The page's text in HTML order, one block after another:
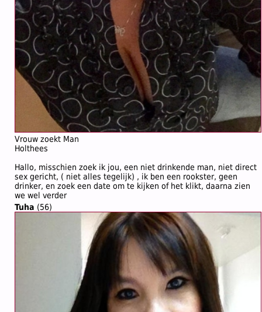
Vrouw zoekt Man
Holthees
Hallo, misschien zoek ik jou, een niet drinkende man, niet direct
sex gericht, ( niet alles tegelijk) , ik ben een rookster, geen
drinker, en zoek een date om te kijken of het klikt, daarna zien
we wel verder
Tuha (56)